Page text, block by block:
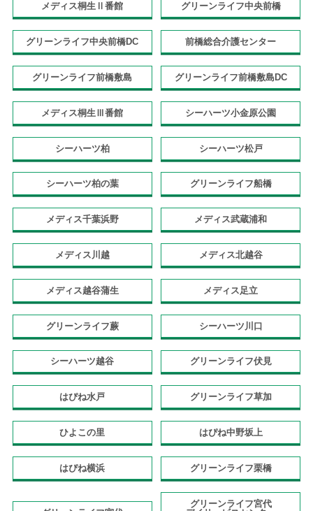
メディス桐生Ⅱ番館 グリーンライフ中央前橋
グリーンライフ中央前橋DC 前橋総合介護センター
グリーンライフ前橋敷島 グリーンライフ前橋敷島DC
メディス桐生Ⅲ番館 シーハーツ小金原公園
シーハーツ柏 シーハーツ松戸
シーハーツ柏の葉 グリーンライフ船橋
メディス千葉浜野 メディス武蔵浦和
メディス川越 メディス北越谷
メディス越谷蒲生 メディス足立
グリーンライフ蕨 シーハーツ川口
シーハーツ越谷 グリーンライフ伏見
はぴね水戸 グリーンライフ草加
ひよこの里 はぴね中野坂上
はぴね横浜 グリーンライフ栗橋
グリーンライフ宮代